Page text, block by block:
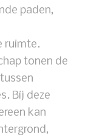
paden,
ruimte.
tonen de
Bij deze
kan